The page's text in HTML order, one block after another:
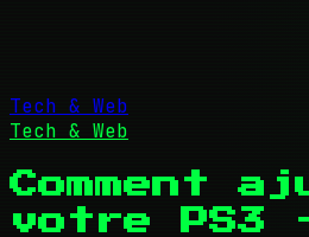
Tech & Web
Tech & Web
Comment
votre PS3